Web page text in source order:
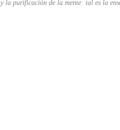
purificación de la mente: tal es la